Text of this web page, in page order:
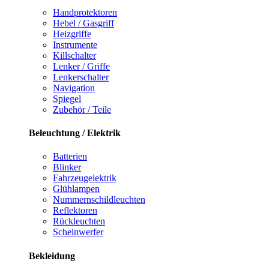
Handprotektoren
Hebel / Gasgriff
Heizgriffe
Instrumente
Killschalter
Lenker / Griffe
Lenkerschalter
Navigation
Spiegel
Zubehör / Teile
Beleuchtung / Elektrik
Batterien
Blinker
Fahrzeugelektrik
Glühlampen
Nummernschildleuchten
Reflektoren
Rückleuchten
Scheinwerfer
Bekleidung